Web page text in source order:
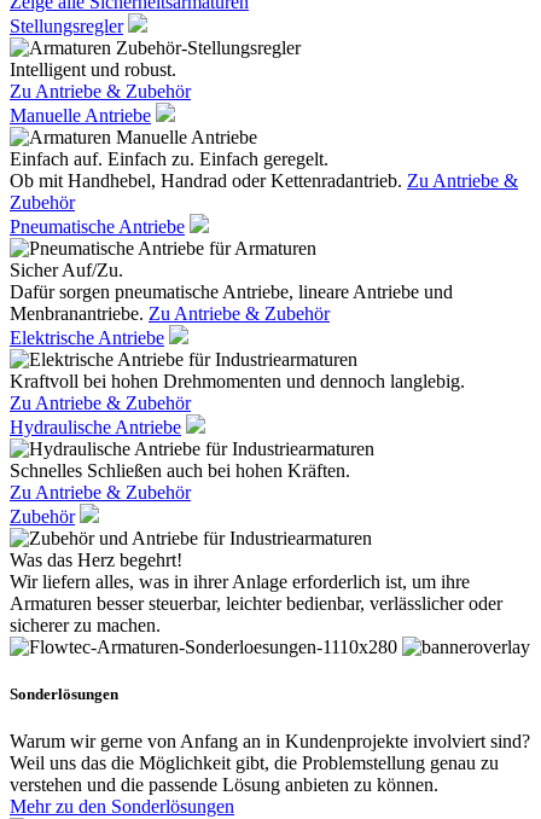
Stellungsregler
Intelligent und robust.
Zu Antriebe & Zubehör
Manuelle Antriebe
Einfach auf. Einfach zu. Einfach geregelt.
Ob mit Handhebel, Handrad oder Kettenradantrieb. Zu Antriebe &
Zubehör
Pneumatische Antriebe
Sicher Auf/Zu.
Dafür sorgen pneumatische Antriebe, lineare Antriebe und
Menbranantriebe. Zu Antriebe & Zubehör
Elektrische Antriebe
Kraftvoll bei hohen Drehmomenten und dennoch langlebig.
Zu Antriebe & Zubehör
Hydraulische Antriebe
Schnelles Schließen auch bei hohen Kräften.
Zu Antriebe & Zubehör
Zubehör
Was das Herz begehrt!
Wir liefern alles, was in ihrer Anlage erforderlich ist, um ihre
Armaturen besser steuerbar, leichter bedienbar, verlässlicher oder
sicherer zu machen.
Sonderlösungen
Warum wir gerne von Anfang an in Kundenprojekte involviert sind?
Weil uns das die Möglichkeit gibt, die Problemstellung genau zu
verstehen und die passende Lösung anbieten zu können.
Mehr zu den Sonderlösungen